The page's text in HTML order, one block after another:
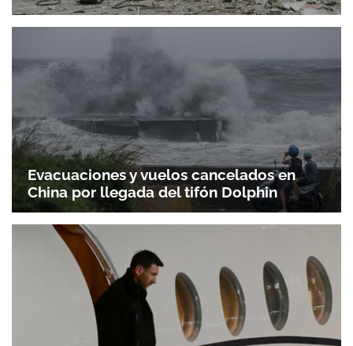
Evacuaciones y vuelos cancelados en
China por llegada del tifón Dolphin